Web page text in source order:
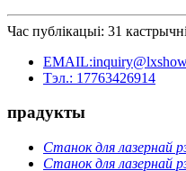
Час публікацыі: 31
Тэл.: 17763426914
прадукты
Станок для лазернай
Станок для лазернай